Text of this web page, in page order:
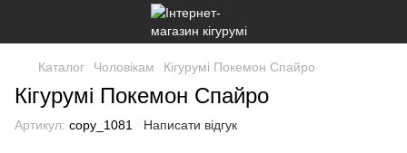
Каталог Чоловікам Кігурумі Покемон Спайро
Кігурумі Покемон Спайро
Артикул: copy_1081 Написати відгук